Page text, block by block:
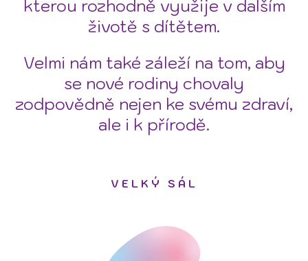
kterou rozhodně využije v dalším
životě s dítětem.
Velmi nám také záleží na tom, aby
se nové rodiny chovaly
zodpovědně nejen ke svému zdraví,
ale i k přírodě.
VELKÝ SÁL